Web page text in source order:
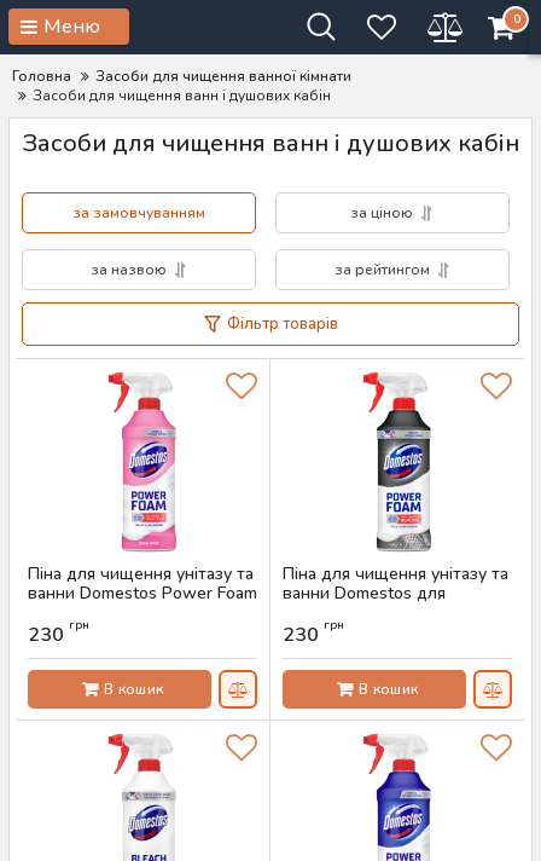
Меню 0
Головна
Засоби для чищення ванної кімнати
Засоби для чищення ванн і душових кабін
Засоби для чищення ванн і душових кабін
за замовчуванням за ціною
за назвою за рейтингом
Фільтр товарів
Піна для чищення унітазу та
ванни Domestos Power Foam
Артикул:
230 грн
В кошик
Піна для чищення унітазу та
ванни Domestos для
Артикул:
230 грн
В кошик